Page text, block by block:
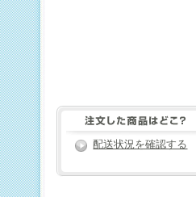
配送状況を確認する